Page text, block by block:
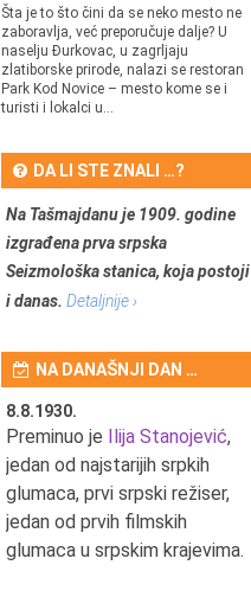
Šta je to što čini da se neko mesto ne
zaboravlja, već preporučuje dalje? U
naselju Đurkovac, u zagrljaju
zlatiborske prirode, nalazi se restoran
Park Kod Novice – mesto kome se i
turisti i lokalci u...
DA LI STE ZNALI …?
Na Tašmajdanu je 1909. godine
izgrađena prva srpska
Seizmološka stanica, koja postoji
i danas. Detaljnije ›
NA DANAŠNJI DAN …
8.8.1930.
Preminuo je Ilija Stanojević,
jedan od najstarijih srpkih
glumaca, prvi srpski režiser,
jedan od prvih filmskih
glumaca u srpskim krajevima.